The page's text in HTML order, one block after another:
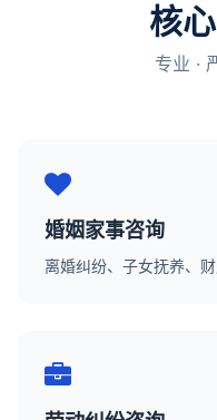
核
专业 ·
婚姻家事咨询
离婚纠纷、子女抚养、